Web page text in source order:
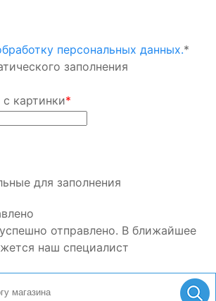
персональных данных.*
заполнения
картинки*
для заполнения
отправлено. В ближайшее
наш специалист